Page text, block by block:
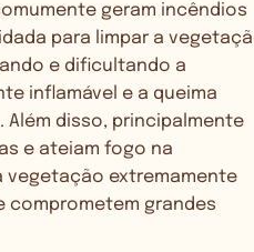
geram incêndios
para limpar a
e dificultando a
inflamável e a queima
disso, principalmente
e ateiam fogo na
vegetação extremamente
comprometem grandes